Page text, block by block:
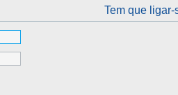
Tem que